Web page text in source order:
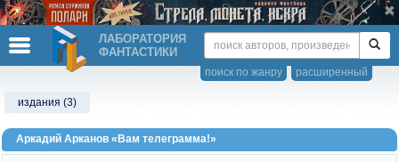
ЛАБОРАТОРИЯ
ФАНТАСТИКИ
расширенный
поиск по жанру
издания (3)
Аркадий Арканов «Вам телеграмма!»